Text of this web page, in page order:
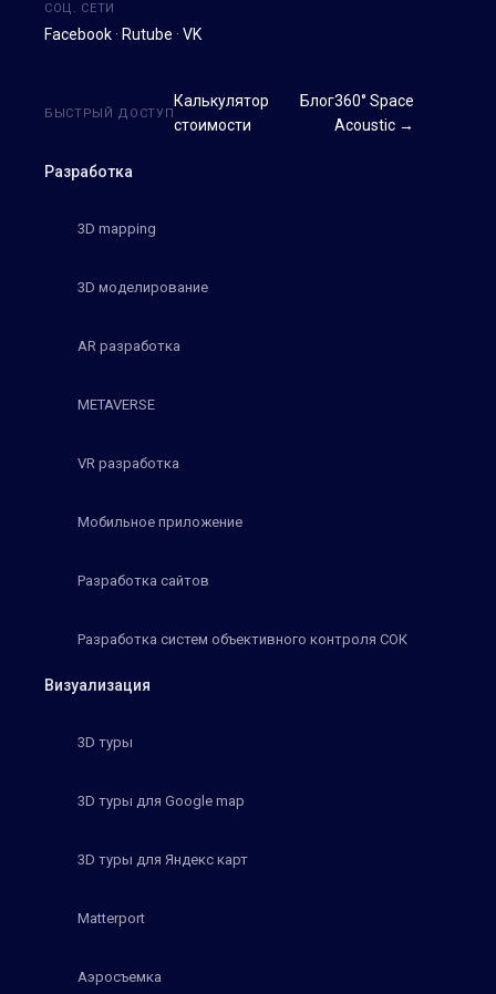
СОЦ. СЕТИ
Facebook · Rutube · VK
Разработка
3D mapping
3D моделирование
AR разработка
METAVERSE
VR разработка
Мобильное приложение
Разработка сайтов
Разработка систем объективного контроля СОК
Визуализация
3D туры
3D туры для Google map
3D туры для Яндекс карт
Matterport
Аэросъемка
БЫСТРЫЙ ДОСТУП
Калькулятор
стоимости
Блог360° Space
Acoustic →